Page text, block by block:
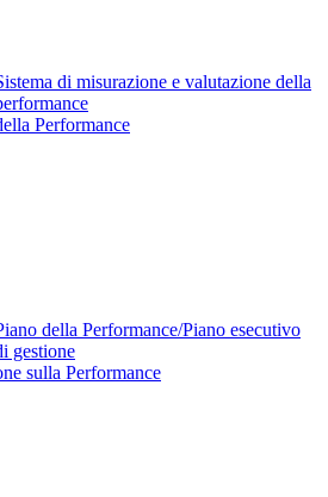
di misurazione e valutazione della
Performance
della Performance/Piano esecutivo
gestione
sulla Performance